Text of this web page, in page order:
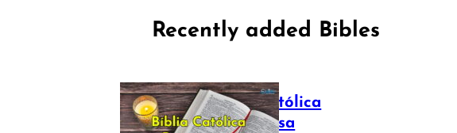
Recently added Bibles
Bíblia Católica
Portuguesa